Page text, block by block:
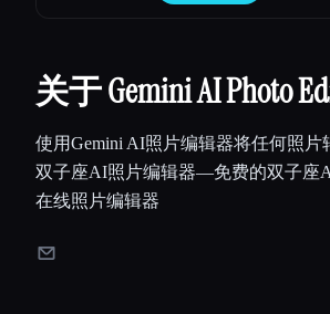
关于 Gemini AI Photo
使用Gemini AI照片编辑器将任何照片
双子座AI照片编辑器—免费的双子座
在线照片编辑器